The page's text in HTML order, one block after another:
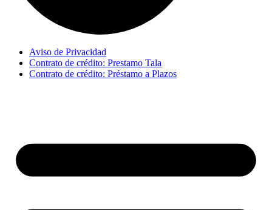
Aviso de Privacidad
Contrato de crédito: Prestamo Tala
Contrato de crédito: Préstamo a Plazos